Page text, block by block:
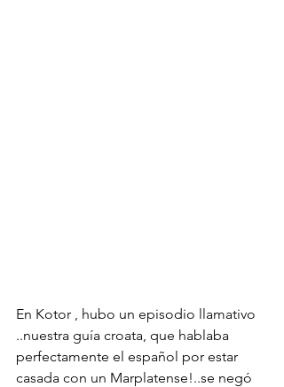
En Kotor , hubo un episodio llamativo
..nuestra guía croata, que hablaba
perfectamente el español por estar
casada con un Marplatense!..se negó